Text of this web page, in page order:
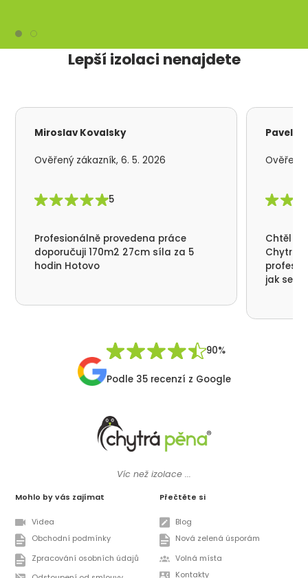
Lepší izolaci nenajdete
Miroslav Kovalsky
Ověřený zákazník, 6. 5. 2026
5
Profesionálně provedena práce
doporučuji 170m2 27cm síla za 5
hodin Hotovo
Pavel
Ověřený
Chtěl
Chytrá
jak se
90%
Podle 35 recenzí z Google
Víc než izolace ...
Mohlo by vás zajímat
Videa
Obchodní podmínky
Zpracování osobních údajů
Přečtěte si
Blog
Nová zelená úsporám
Volná místa
Kontakty